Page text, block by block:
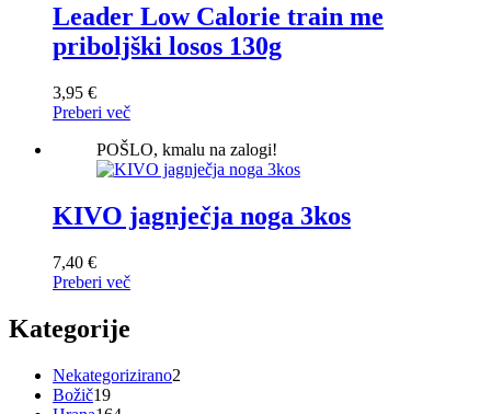
Leader Low Calorie train me
priboljški losos 130g
3,95 €
Preberi več
POŠLO, kmalu na zalogi!
KIVO jagnječja noga 3kos
7,40 €
Preberi več
Kategorije
Nekategorizirano2
Božič1919